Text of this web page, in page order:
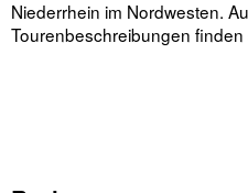
Niederrhein im Nordwesten.
Tourenbeschreibungen